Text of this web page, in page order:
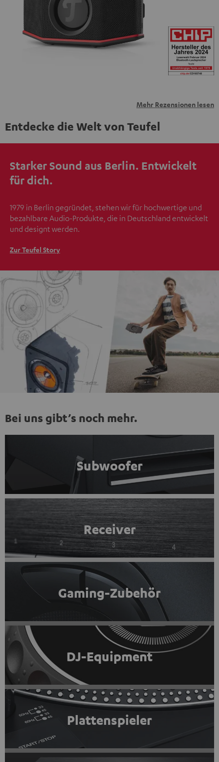
übermittelt werden.
Weitere Informationen sind in der
Datenschutzerklärung unter I zu finden
Mehr Rezensionen lesen
Entdecke die Welt von Teufel
Starker Sound aus Berlin. Entwickelt
für dich.
1979 in Berlin gegründet, stehen wir für hochwertige und
bezahlbare Audio-Produkte, die in Deutschland entwickelt
und designt werden.
Zur Teufel Story
Bei uns gibt’s noch mehr.
Subwoofer
Receiver
Gaming-Zubehör
DJ-Equipment
Plattenspieler